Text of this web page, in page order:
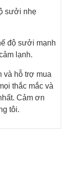
sưởi nhẹ
độ sưởi mạnh
lạnh.
và hỗ trợ mua
thắc mắc và
Cảm ơn
tôi.